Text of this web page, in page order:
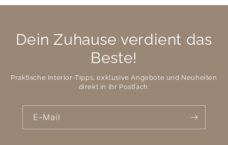
Dein Zuhause verdient das
Beste!
Praktische Interior-Tipps, exklusive Angebote und Neuheiten
direkt in Ihr Postfach.
E-Mail